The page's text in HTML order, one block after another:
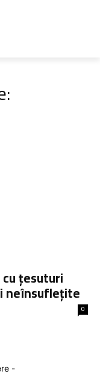
țesuturi
neînsuflețite
0
-